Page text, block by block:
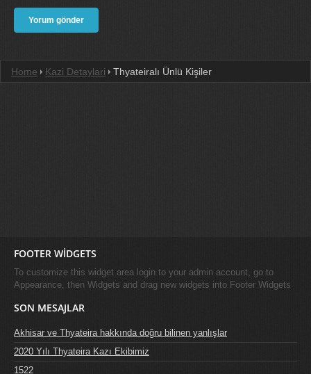
Home Kazi Detaylari Thyateiralı Ünlü Kişiler
FOOTER WIDGETS
To customize this widget area login to your admin account, go to
Appearance, then Widgets and drag new widgets into Footer Widgets
SON MESAJLAR
Akhisar ve Thyateira hakkında doğru bilinen yanlışlar
2020 Yılı Thyateira Kazı Ekibimiz
1522